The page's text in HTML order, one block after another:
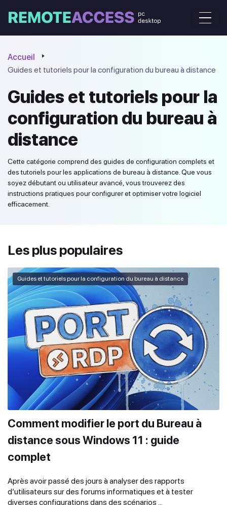
Accueil
Guides et tutoriels pour la configuration du bureau à distance
Guides et tutoriels pour la
configuration du bureau à
distance
Cette catégorie comprend des guides de configuration complets et
des tutoriels pour les applications de bureau à distance. Que vous
soyez débutant ou utilisateur avancé, vous trouverez des
instructions pratiques pour configurer et optimiser votre logiciel
efficacement.
Les plus populaires
Comment modifier le port du Bureau à
distance sous Windows 11 : guide
complet
Guides et tutoriels pour la configuration du bureau à distance
Après avoir passé des jours à analyser des rapports
d’utilisateurs sur des forums informatiques et à tester
diverses configurations dans des scénarios ...